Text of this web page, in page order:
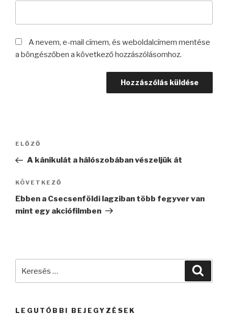
A nevem, e-mail címem, és weboldalcímem mentése
a böngészőben a következő hozzászólásomhoz.
Bejegyzés
Korábbi
bejegyzés
ELŐZŐ
A kánikulát a hálószobában vészeljük át
Következő
bejegyzés
KÖVETKEZŐ
Ebben a Csecsenföldi lagziban több fegyver van
mint egy akciófilmben
LEGUTÓBBI BEJEGYZÉSEK